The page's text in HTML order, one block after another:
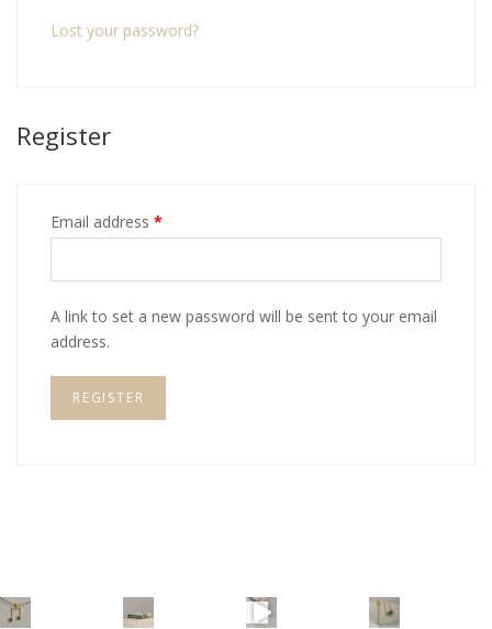
Lost your password?
Register
Email address *
A link to set a new password will be sent to your email
address.
REGISTER